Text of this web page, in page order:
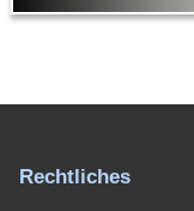
Rechtliches